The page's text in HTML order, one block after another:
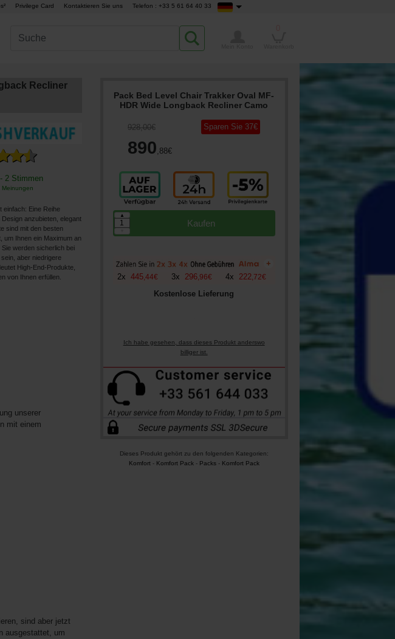
Privilege Card Kontaktieren Sie uns Telefon : +33 5 61 64 40 33
Recliner
2 Stimmen
Meinungen
einfach: Eine Reihe
anzubieten, elegant
sind mit den besten
um Ihnen ein Maximum an
werden sicherlich bei
aber niedrigere
High-End-Produkte,
von Ihnen erfüllen.
Pack Bed Level Chair Trakker Oval MF-
HDR Wide Longback Recliner Camo
928,00€
890,88€
Sparen Sie 37€
Kaufen
▲
+
2x 445, 44€ 3x 296, 96€ 4x 222 72€
Kostenlose Lieferung
Ich habe gesehen, dass dieses Produkt anderswo
billiger ist.
Dieses Produkt gehört zu den folgenden Kategorien:
Komfort- Komfort Pack- Packs- Komfort Pack
unserer
mit einem
sind aber jetzt
ausgestattet, um